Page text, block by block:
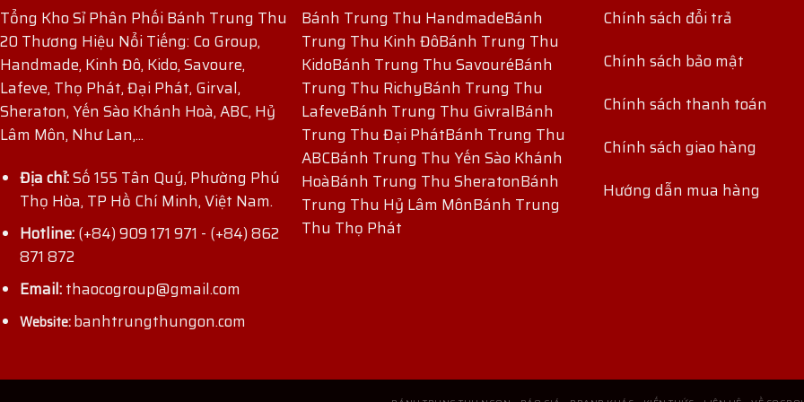
Tổng Kho Sỉ Phân Phối Bánh Trung Thu
20 Thương Hiệu Nổi Tiếng: Co Group,
Handmade, Kinh Đô, Kido, Savoure,
Lafeve, Thọ Phát, Đại Phát, Girval,
Sheraton, Yến Sào Khánh Hoà, ABC, Hỷ
Lâm Môn, Như Lan,...
Địa chỉ:Số 155 Tân Quý, Phường Phú
Thọ Hòa, TP Hồ Chí Minh, Việt Nam.
Hotline:(+84) 909 171 971 - (+84) 862
871 872
Email:thaocogroup@gmail.com
Website:banhtrungthungon.com
Bánh Trung Thu HandmadeBánh
Trung Thu Kinh ĐôBánh Trung Thu
KidoBánh Trung Thu SavouréBánh
Trung Thu RichyBánh Trung Thu
LafeveBánh Trung Thu GivralBánh
Trung Thu Đại PhátBánh Trung Thu
ABCBánh Trung Thu Yến Sào Khánh
HoàBánh Trung Thu SheratonBánh
Trung Thu Hỷ Lâm MônBánh Trung
Thu Thọ Phát
Chính sách đổi trả
Chính sách bảo mật
Chính sách thanh toán
Chính sách giao hàng
Hướng dẫn mua hàng
ĐĂNG KÝ NHẬN ƯU ĐÃI